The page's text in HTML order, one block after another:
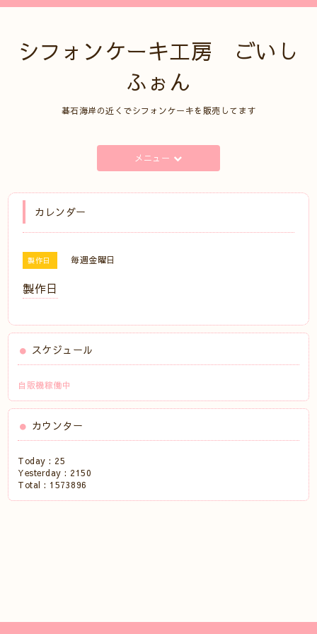
シフォンケーキ工房 ごいし
ふぉん
碁石海岸の近くでシフォンケーキを販売してます
メニュー
カレンダー
製作日 毎週金曜日
製作日
スケジュール
自販機稼働中
カウンター
Today : 25
Yesterday : 2150
Total : 1573896